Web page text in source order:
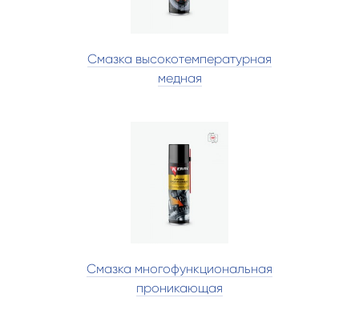
Смазка высокотемпературная
медная
Смазка многофункциональная
проникающая